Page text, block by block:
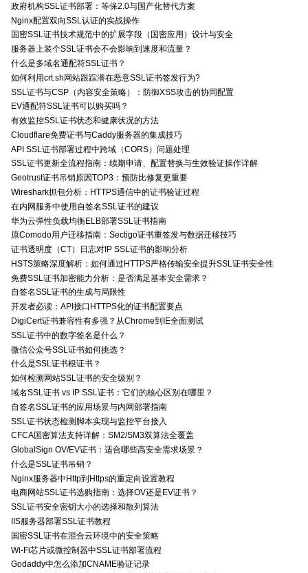
政府机构SSL证书部署：等保2.0与国产化替代方案
Nginx配置双向SSL认证的实战操作
国密SSL证书技术规范中的扩展字段（国密应用）设计与安全
服务器上装个SSL证书会不会影响到速度和流量？
什么是多域名通配符SSL证书？
如何利用crt.sh网站跟踪潜在恶意SSL证书签发行为?
SSL证书与CSP（内容安全策略）：防御XSS攻击的协同配置
EV通配符SSL证书可以购买吗？
有效监控SSL证书状态和健康状况的方法
Cloudflare免费证书与Caddy服务器的集成技巧
API SSL证书部署过程中跨域（CORS）问题处理
SSL证书更新全流程指南：续期申请、配置替换与生效验证操作详解
Geotrust证书吊销原因TOP3：预防比修复更重要
Wireshark抓包分析：HTTPS通信中的证书验证过程
在内网服务中使用自签名SSL证书的建议
华为云弹性负载均衡ELB部署SSL证书指南
原Comodo用户迁移指南：Sectigo证书重签发与数据迁移技巧
证书透明度（CT）日志对IP SSL证书的影响分析
HSTS策略深度解析：如何通过HTTPS严格传输安全提升SSL证书安全性
免费SSL证书加密能力分析：是否满足基本安全需求？
自签名SSL证书的生成与局限性
开发者必读：API接口HTTPS化的证书配置要点
DigiCert证书兼容性有多强？从Chrome到IE全面测试
SSL证书中的数字签名是什么？
微信公众号SSL证书如何挑选？
什么是SSL证书根证书？
如何检测网站SSL证书的安全级别？
域名SSL证书 vs IP SSL证书：它们的核心区别在哪里？
自签名SSL证书的应用场景与内网部署指南
SSL证书状态检测脚本实现与监控平台接入
CFCA国密算法支持详解：SM2/SM3双算法全覆盖
GlobalSign OV/EV证书：适合哪些高安全需求场景？
什么是SSL证书吊销？
Nginx服务器中Http到Https的重定向设置教程
电商网站SSL证书选购指南：选择OV还是EV证书？
SSL证书安全密钥大小的选择和散列算法
IIS服务器部署SSL证书教程
国密SSL证书在混合云环境中的安全策略
Wi-Fi芯片或微控制器中SSL证书部署流程
Godaddy中怎么添加CNAME验证记录